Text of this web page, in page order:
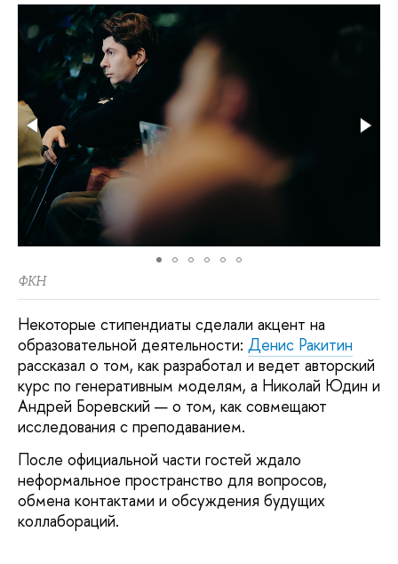
ФКН
Некоторые стипендиаты сделали акцент на
образовательной деятельности: Денис Ракитин
рассказал о том, как разработал и ведет авторский
курс по генеративным моделям, а Николай Юдин и
Андрей Боревский — о том, как совмещают
исследования с преподаванием.
После официальной части гостей ждало
неформальное пространство для вопросов,
обмена контактами и обсуждения будущих
коллабораций.